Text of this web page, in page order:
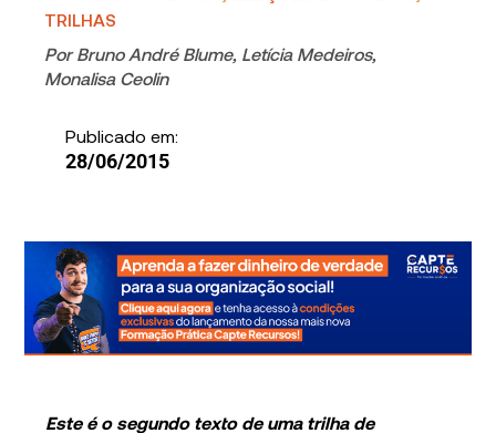
TRILHAS
Por Bruno André Blume, Letícia Medeiros,
Monalisa Ceolin
Publicado em:
28/06/2015
Este é o segundo texto de uma trilha de